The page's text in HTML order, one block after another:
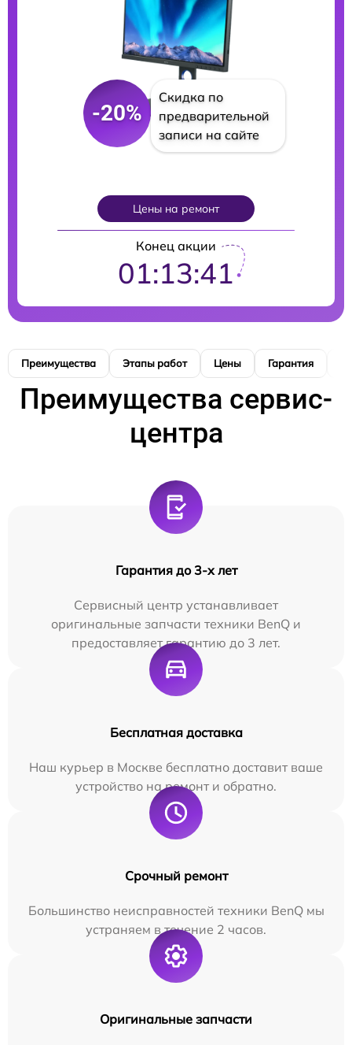
-20%
Скидка по
предварительной
записи на сайте
Цены на ремонт
Конец акции
01:13:40
Преимущества Этапы работ Цены Гарантия
Преимущества сервис-
центра
Гарантия до 3-х лет
Сервисный центр устанавливает
оригинальные запчасти техники BenQ и
предоставляет гарантию до 3 лет.
Бесплатная доставка
Наш курьер в Москве бесплатно доставит ваше
устройство на ремонт и обратно.
Срочный ремонт
Большинство неисправностей техники BenQ мы
устраняем в течение 2 часов.
Оригинальные запчасти